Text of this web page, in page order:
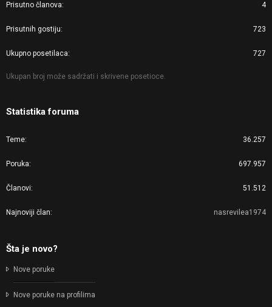
Prisutno članova 4
Prisutnih gostiju 723
Ukupno posetilaca 727
Ukupan broj može sadržati i skrivene posetioce.
Statistika foruma
Teme 36.257
Poruka 697.957
Članovi 51.512
Najnoviji član nasrevilea1974
Šta je novo?
Nove poruke
Nove poruke na profilima